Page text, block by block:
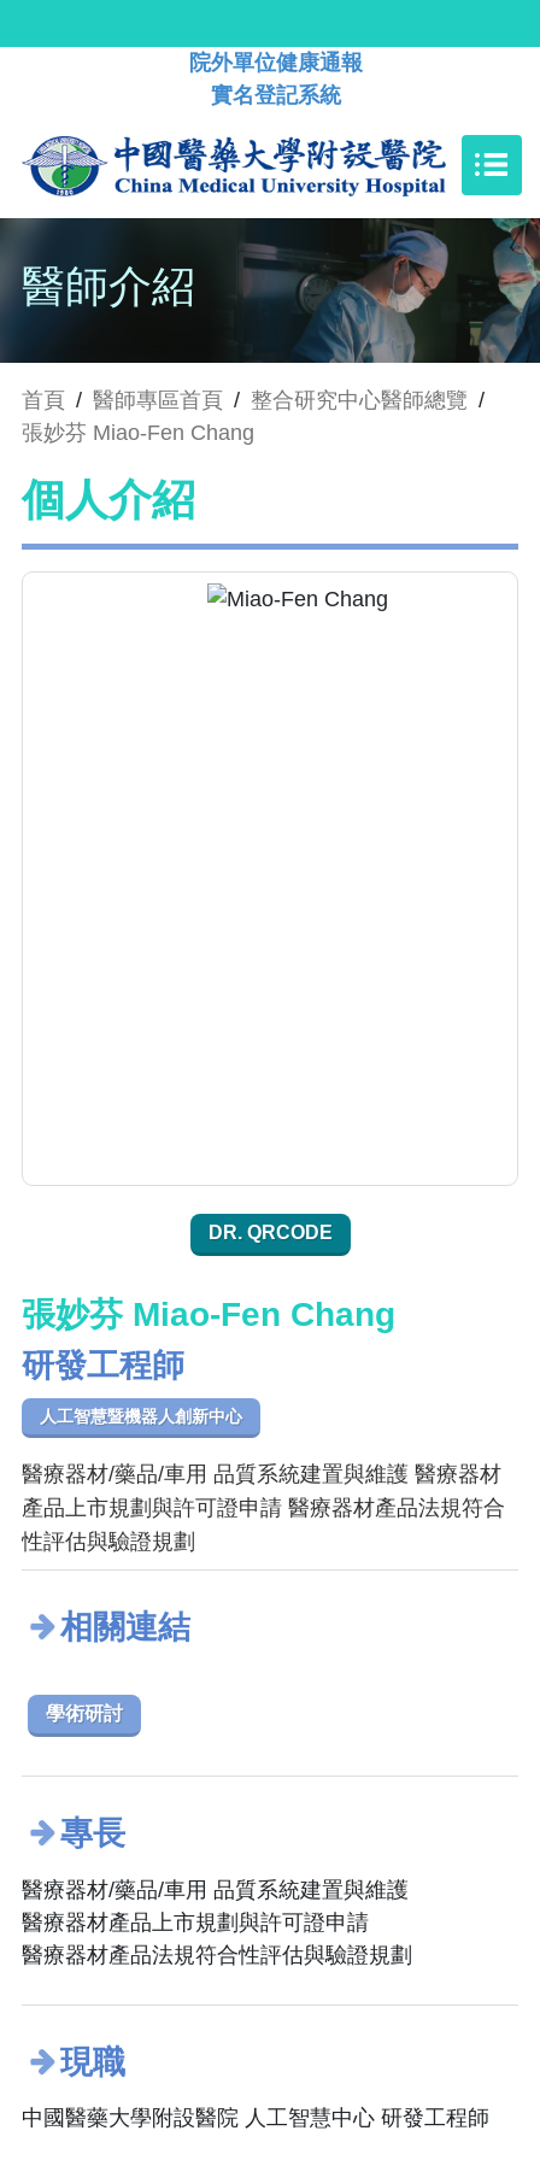
院外單位健康通報
實名登記系統
醫師介紹
首頁 / 醫師專區首頁 / 整合研究中心醫師總覽 /
張妙芬 Miao-Fen Chang
個人介紹
DR. QRCODE
張妙芬 Miao-Fen Chang
研發工程師
人工智慧暨機器人創新中心
醫療器材/藥品/車用 品質系統建置與維護 醫療器材
產品上市規劃與許可證申請 醫療器材產品法規符合
性評估與驗證規劃
相關連結
學術研討
專長
醫療器材/藥品/車用 品質系統建置與維護
醫療器材產品上市規劃與許可證申請
醫療器材產品法規符合性評估與驗證規劃
現職
中國醫藥大學附設醫院 人工智慧中心 研發工程師